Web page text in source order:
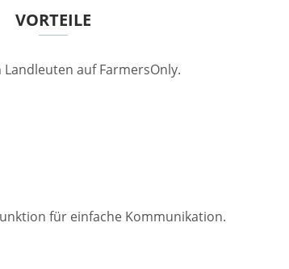
VORTEILE
auf FarmersOnly.
für einfache Kommunikation.